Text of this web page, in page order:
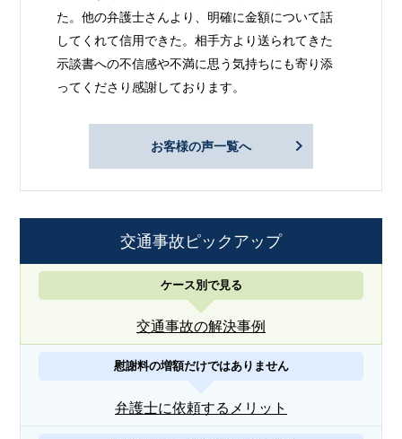
た。他の弁護士さんより、明確に金額について話
してくれて信用できた。相手方より送られてきた
示談書への不信感や不満に思う気持ちにも寄り添
ってくださり感謝しております。
お客様の声一覧へ
交通事故ピックアップ
ケース別で見る
交通事故の解決事例
慰謝料の増額だけではありません
弁護士に依頼するメリット